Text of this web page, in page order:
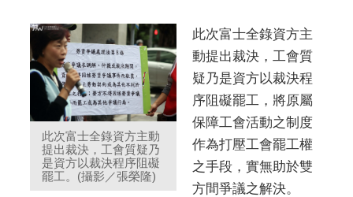
此次富士全錄資方主動
提出裁決，工會質疑乃
是資方以裁決程序阻礙
罷工。(攝影／張榮隆)
此次富士全錄資方主
動提出裁決，工會質
疑乃是資方以裁決程
序阻礙罷工，將原屬
保障工會活動之制度
作為打壓工會罷工權
之手段，實無助於雙
方間爭議之解決。